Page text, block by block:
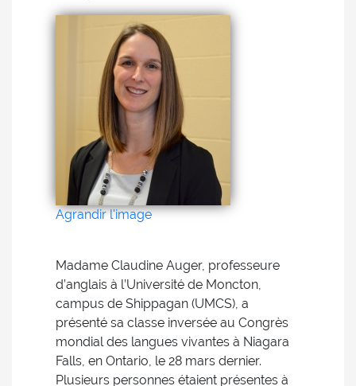
Agrandir l'image
Madame Claudine Auger, professeure
d’anglais à l’Université de Moncton,
campus de Shippagan (UMCS), a
présenté sa classe inversée au Congrès
mondial des langues vivantes à Niagara
Falls, en Ontario, le 28 mars dernier.
Plusieurs personnes étaient présentes à